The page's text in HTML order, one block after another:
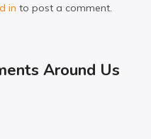
in to post a comment.
Around Us